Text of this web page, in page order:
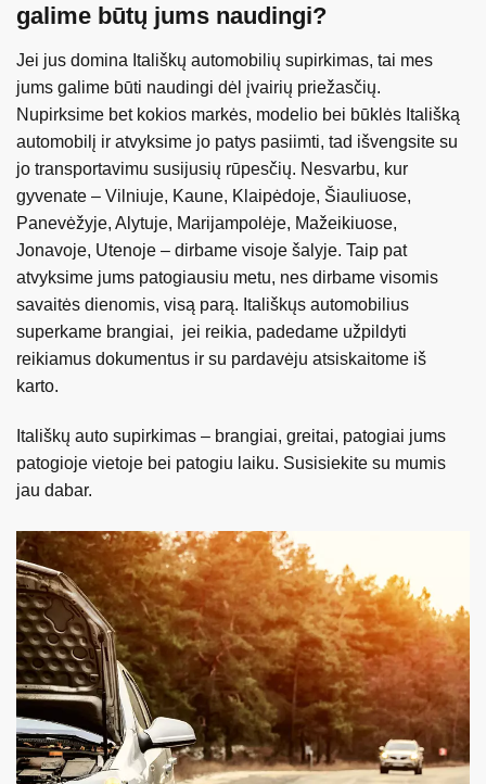
galime būtų jums naudingi?
Jei jus domina Itališkų automobilių supirkimas, tai mes
jums galime būti naudingi dėl įvairių priežasčių.
Nupirksime bet kokios markės, modelio bei būklės Itališką
automobilį ir atvyksime jo patys pasiimti, tad išvengsite su
jo transportavimu susijusių rūpesčių. Nesvarbu, kur
gyvenate – Vilniuje, Kaune, Klaipėdoje, Šiauliuose,
Panevėžyje, Alytuje, Marijampolėje, Mažeikiuose,
Jonavoje, Utenoje – dirbame visoje šalyje. Taip pat
atvyksime jums patogiausiu metu, nes dirbame visomis
savaitės dienomis, visą parą. Itališkųs automobilius
superkame brangiai, jei reikia, padedame užpildyti
reikiamus dokumentus ir su pardavėju atsiskaitome iš
karto.
Itališkų auto supirkimas – brangiai, greitai, patogiai jums
patogioje vietoje bei patogiu laiku. Susisiekite su mumis
jau dabar.